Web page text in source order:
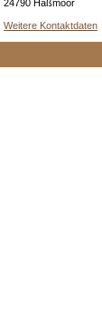
24790 Haßmoor
Weitere Kontaktdaten